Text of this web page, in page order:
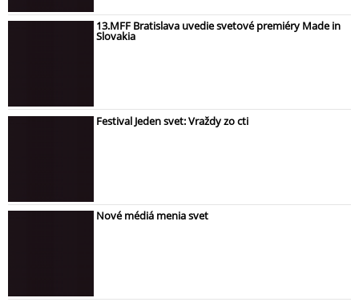
13.MFF Bratislava uvedie svetové premiéry Made in
Slovakia
Festival Jeden svet: Vraždy zo cti
Nové médiá menia svet